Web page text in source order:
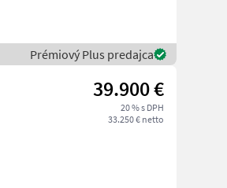
Prémiový Plus predajca
39.900 €
20 % s DPH
33.250 € netto